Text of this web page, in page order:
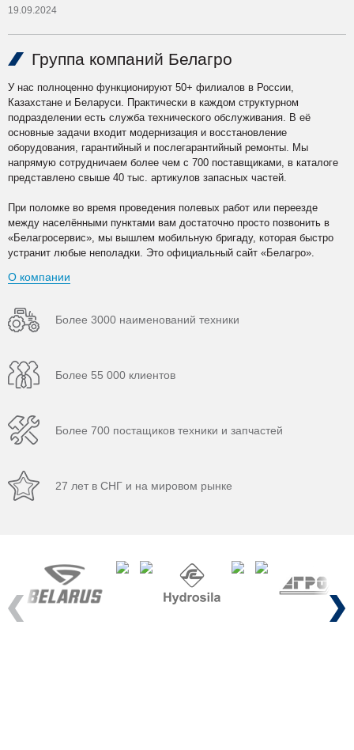
19.09.2024
Группа компаний Белагро
У нас полноценно функционируют 50+ филиалов в России,
Казахстане и Беларуси. Практически в каждом структурном
подразделении есть служба технического обслуживания. В её
основные задачи входит модернизация и восстановление
оборудования, гарантийный и послегарантийный ремонты. Мы
напрямую сотрудничаем более чем с 700 поставщиками, в каталоге
представлено свыше 40 тыс. артикулов запасных частей.
При поломке во время проведения полевых работ или переезде
между населёнными пунктами вам достаточно просто позвонить в
«Белагросервис», мы вышлем мобильную бригаду, которая быстро
устранит любые неполадки. Это официальный сайт «Белагро».
О компании
Более 3000 наименований техники
Более 55 000 клиентов
Более 700 постащиков техники и запчастей
27 лет в СНГ и на мировом рынке
Previous Next